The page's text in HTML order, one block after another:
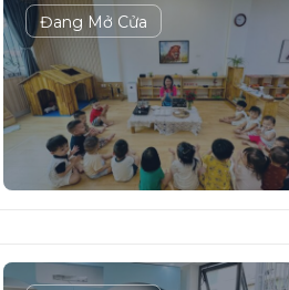
Đang Mở Cửa